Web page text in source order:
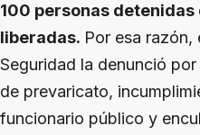
100 personas
liberadas. Por esa
Seguridad la denunció
de prevaricato,
funcionario público y